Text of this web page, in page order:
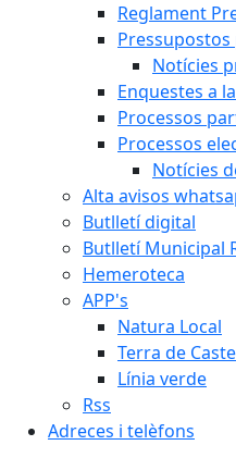
Reglament
Notícies
Enquestes a
Processos
Processos
Notícies
Alta avisos
Butlletí digital
Butlletí Municipal
Hemeroteca
APP's
Natura Local
Terra de
Línia verde
Rss
Adreces i telèfons